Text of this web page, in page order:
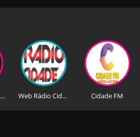
Rádio Cidade Alegria Web Rádio Cidade Online Cidade FM